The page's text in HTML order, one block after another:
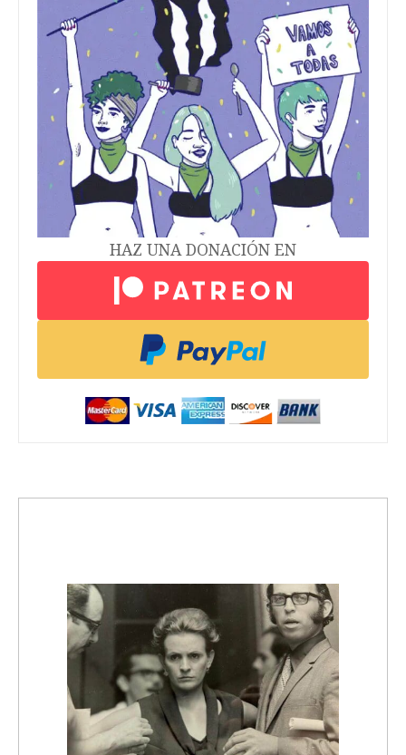
HAZ UNA DONACIÓN EN